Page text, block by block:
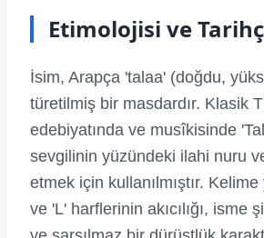
Etimolojisi ve
İsim, Arapça 'talaa' (doğdu,
türetilmiş bir masdardır. Klasik
edebiyatında ve musîkisinde
sevgilinin yüzündeki ilahi nuru
etmek için kullanılmıştır. Kelime
ve 'L' harflerinin akıcılığı, isme